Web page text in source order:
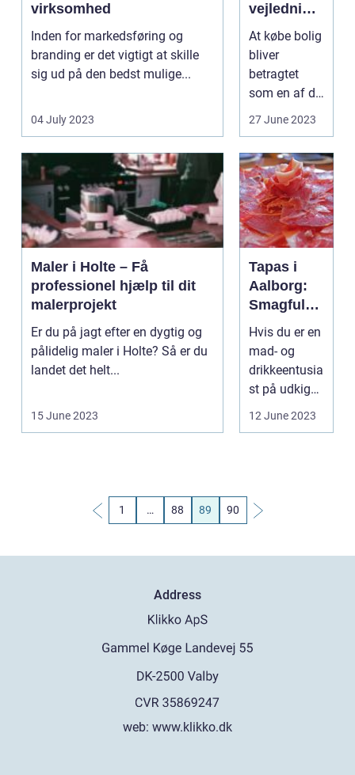
virksomhed
Inden for markedsføring og
branding er det vigtigt at skille
sig ud på den bedst mulige...
04 July 2023
vejledning
til et godt
køb
At købe bolig
bliver
betragtet
som en af de
mest
lde
beslutninger i
de flestes liv.
Derf...
27 June 2023
Maler i Holte – Få
professionel hjælp til dit
malerprojekt
Er du på jagt efter en dygtig og
pålidelig maler i Holte? Så er du
landet det helt...
15 June 2023
Tapas i
Aalborg:
Smagfuld
mangfoldi
ghed af
småretter
Hvis du er en
mad- og
drikkeentusia
st på udkig
efter en
12 June 2023
1 … 88 89 90
Address
web: www.klikko.dk